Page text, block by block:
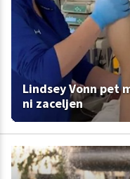
Lindsey Vonn pet
ni zaceljen